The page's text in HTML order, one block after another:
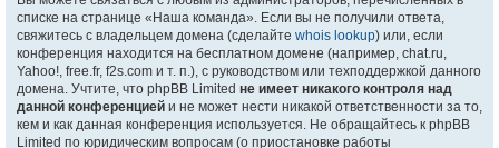
списке на странице «Наша команда». Если вы не получили ответа,
свяжитесь с владельцем домена (сделайте whois lookup) или, если
конференция находится на бесплатном домене (например, chat.ru,
Yahoo!, free.fr, f2s.com и т. п.), с руководством или техподдержкой данного
домена. Учтите, что phpBB Limited не имеет никакого контроля над
данной конференцией и не может нести никакой ответственности за то,
кем и как данная конференция используется. Не обращайтесь к phpBB
Limited по юридическим вопросам (о приостановке работы